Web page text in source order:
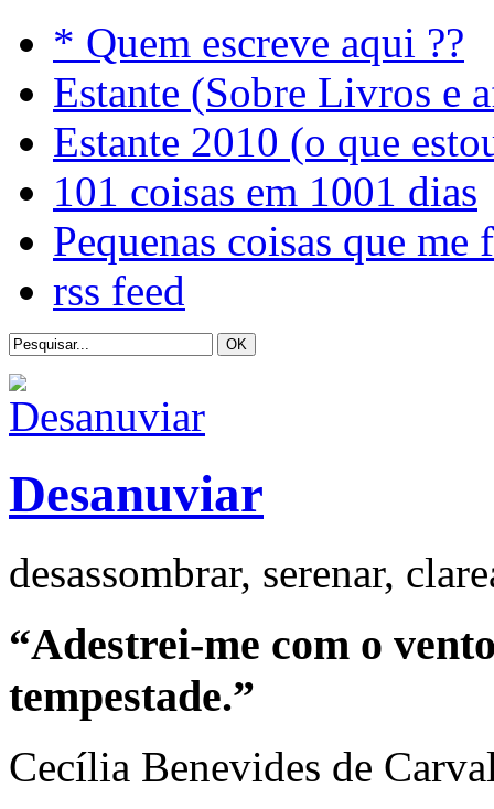
* Quem escreve aqui ??
Estante (Sobre Livros e
Estante 2010 (o que
101 coisas em 1001 dias
Pequenas coisas que me
rss feed
Desanuviar
desassombrar, serenar,
“Adestrei-me com o
tempestade.”
Cecília Benevides de